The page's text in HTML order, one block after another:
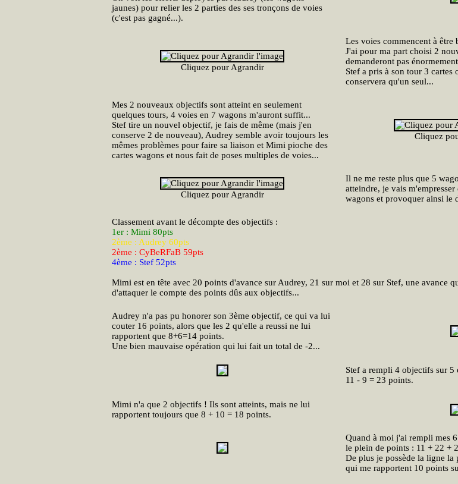
jaunes) pour relier les 2 parties des ses tronçons de voies
(c'est pas gagné...).
Cliquez pour Agrandir
Les voies commencent à être
J'ai pour ma part choisi 2
demanderont pas
Stef a pris à son tour 3 cartes
conservera qu'un seul...
Mes 2 nouveaux objectifs sont atteint en seulement
quelques tours, 4 voies en 7 wagons m'auront suffit...
Stef tire un nouvel objectif, je fais de même (mais j'en
conserve 2 de nouveau), Audrey semble avoir toujours les
mêmes problèmes pour faire sa liaison et Mimi pioche des
cartes wagons et nous fait de poses multiples de voies...
Cliquez
Cliquez pour Agrandir
Il ne me reste plus que 5
atteindre, je vais
wagons et provoquer ainsi le
Classement avant le décompte des objectifs :
1er : Mimi 80pts
2ème : Audrey 60pts
2ème : CyBeRFaB 59pts
4ème : Stef 52pts
Mimi est en tête avec 20 points d'avance sur Audrey, 21 sur moi et 28 sur Stef, une avance
d'attaquer le compte des points dûs aux objectifs...
Audrey n'a pas pu honorer son 3ème objectif, ce qui va lui
couter 16 points, alors que les 2 qu'elle a reussi ne lui
rapportent que 8+6=14 points.
Une bien mauvaise opération qui lui fait un total de -2...
Stef a rempli 4 objectifs sur
11 - 9 = 23 points.
Mimi n'a que 2 objectifs ! Ils sont atteints, mais ne lui
rapportent toujours que 8 + 10 = 18 points.
Quand à moi j'ai rempli mes
le plein de points : 11 + 22 +
De plus je possède la ligne
qui me rapportent 10 points